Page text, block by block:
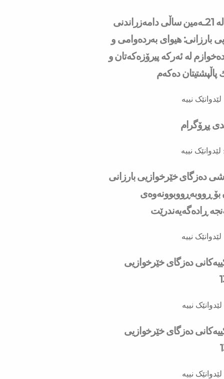
سه‌رۆك بارزانی له‌ 21ـه‌مین ساڵی دامەزراندنی
بارزانی: هیوای بەردەوامی و
لە ئەركە پیرۆزەكەتان و
پاڵپشتیتان دەكەم
نییە
پڕۆگرام
نییە
ده‌زگای خێرخوازیی بارزانی
ڕووبه‌ڕووبوونه‌وه‌ی
ڕاده‌گه‌یه‌ندرێت
نییە
دەزگای خێرخوازیی
نییە
دەزگای خێرخوازیی
نییە